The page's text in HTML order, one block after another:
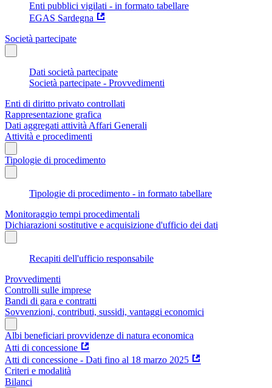
Enti pubblici vigilati - in formato tabellare
EGAS Sardegna
Società partecipate
Dati società partecipate
Società partecipate - Provvedimenti
Enti di diritto privato controllati
Rappresentazione grafica
Dati aggregati attività Affari Generali
Attività e procedimenti
Tipologie di procedimento
Tipologie di procedimento - in formato tabellare
Monitoraggio tempi procedimentali
Dichiarazioni sostitutive e acquisizione d'ufficio dei dati
Recapiti dell'ufficio responsabile
Provvedimenti
Controlli sulle imprese
Bandi di gara e contratti
Sovvenzioni, contributi, sussidi, vantaggi economici
Albi beneficiari provvidenze di natura economica
Atti di concessione
Atti di concessione - Dati fino al 18 marzo 2025
Criteri e modalità
Bilanci